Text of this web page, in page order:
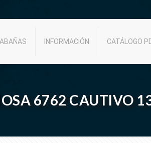
INFORMACIÓN CATÁLOGO
6762 CAUTIVO